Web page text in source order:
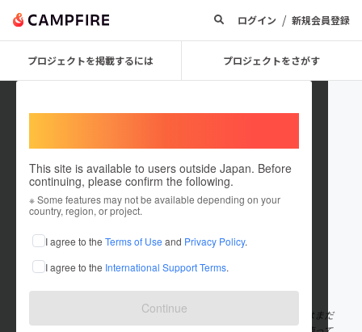
ログイン / 新規会員登録
プロジェクトを掲載するには プロジェクトをさがす
This site is available to users outside Japan. Before
continuing, please confirm the following.
※ Some features may not be available depending on your
country, region, or project.
I agree to the Terms of Use and Privacy Policy.
I agree to the International Support Terms.
Continue
NEOS Trading
これまでに7件のプロジェクトを投稿しています
在住国：日本 現在地：東京都
出身国：日本 出身地：熊本県
日々の生活を豊かにしてくれる便利なものが大好きです。海外にはまだ